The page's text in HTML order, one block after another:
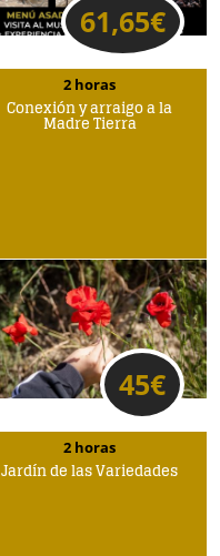
2 horas
Conexión y arraigo a la
Madre Tierra
45€
61,65€
2 horas
Jardín de las Variedades